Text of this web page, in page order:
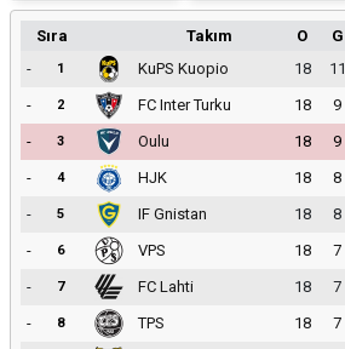
Sıra Takım O G
-
1 KuPS Kuopio 18 11
-
2 FC Inter Turku 18 9
-
3 Oulu 18 9
-
4 HJK 18 8
-
5 IF Gnistan 18 8
-
6 VPS 18 7
-
7 FC Lahti 18 7
-
8 TPS 18 7